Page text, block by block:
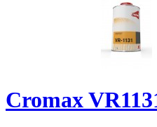
Cromax